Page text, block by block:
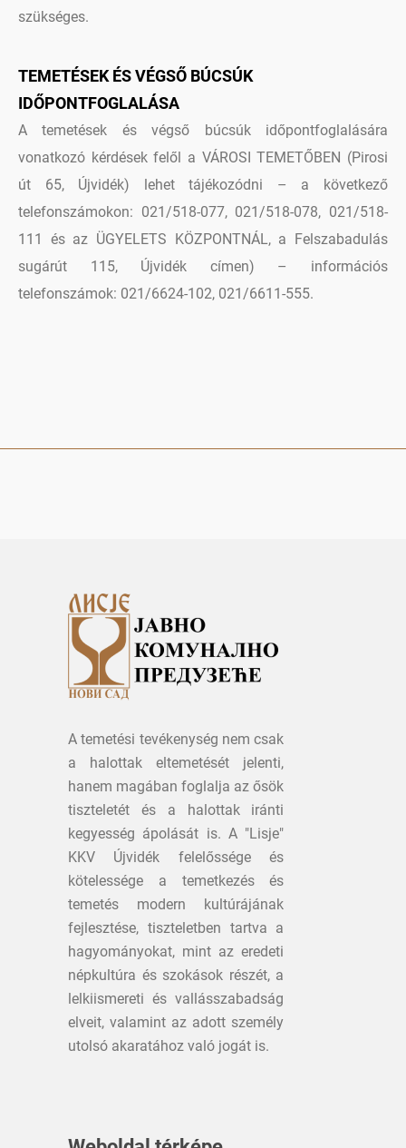
szükséges.
TEMETÉSEK ÉS VÉGSŐ BÚCSÚK
IDŐPONTFOGLALÁSA
A temetések és végső búcsúk időpontfoglalására
vonatkozó kérdések felől a VÁROSI TEMETŐBEN (Pirosi
út 65, Újvidék) lehet tájékozódni – a következő
telefonszámokon: 021/518-077, 021/518-078, 021/518-
111 és az ÜGYELETS KÖZPONTNÁL, a Felszabadulás
sugárút 115, Újvidék címen) – információs
telefonszámok: 021/6624-102, 021/6611-555.
A temetési tevékenység nem csak
a halottak eltemetését jelenti,
hanem magában foglalja az ősök
tiszteletét és a halottak iránti
kegyesség ápolását is. A "Lisje"
KKV Újvidék felelőssége és
kötelessége a temetkezés és
temetés modern kultúrájának
fejlesztése, tiszteletben tartva a
hagyományokat, mint az eredeti
népkultúra és szokások részét, a
lelkiismereti és vallásszabadság
elveit, valamint az adott személy
utolsó akaratához való jogát is.